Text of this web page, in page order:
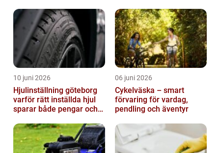
10 juni 2026
Hjulinställning göteborg
varför rätt inställda hjul
sparar både pengar och
06 juni 2026
Cykelväska – smart
förvaring för vardag,
pendling och äventyr